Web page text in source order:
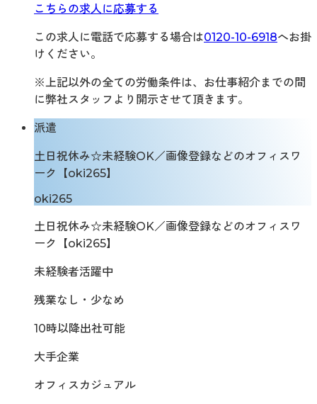
こちらの求人に応募する
この求人に電話で応募する場合は0120-10-6918へお掛
けください。
※上記以外の全ての労働条件は、お仕事紹介までの間
に弊社スタッフより開示させて頂きます。
派遣
土日祝休み☆未経験OK／画像登録などのオフィスワ
ーク【oki265】
oki265
土日祝休み☆未経験OK／画像登録などのオフィスワ
ーク【oki265】
未経験者活躍中
残業なし・少なめ
10時以降出社可能
大手企業
オフィスカジュアル